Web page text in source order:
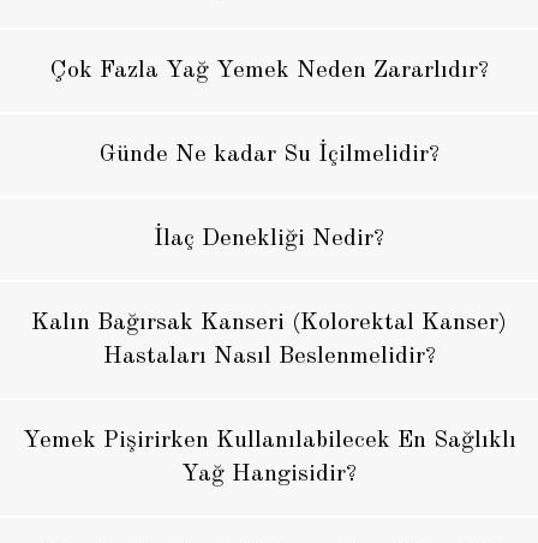
Çok Fazla Yağ Yemek Neden Zararlıdır?
Günde Ne kadar Su İçilmelidir?
İlaç Denekliği Nedir?
Kalın Bağırsak Kanseri (Kolorektal Kanser)
Hastaları Nasıl Beslenmelidir?
Yemek Pişirirken Kullanılabilecek En Sağlıklı
Yağ Hangisidir?